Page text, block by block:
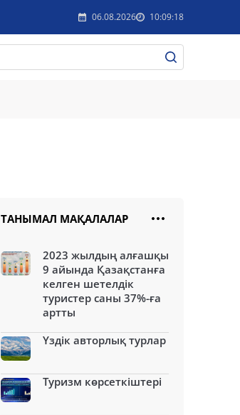
06.08.2026 10:09:18
ТАНЫМАЛ МАҚАЛАЛАР
2023 жылдың алғашқы
9 айында Қазақстанға
келген шетелдік
туристер саны 37%-ға
артты
Үздік авторлық турлар
Туризм көрсеткіштері